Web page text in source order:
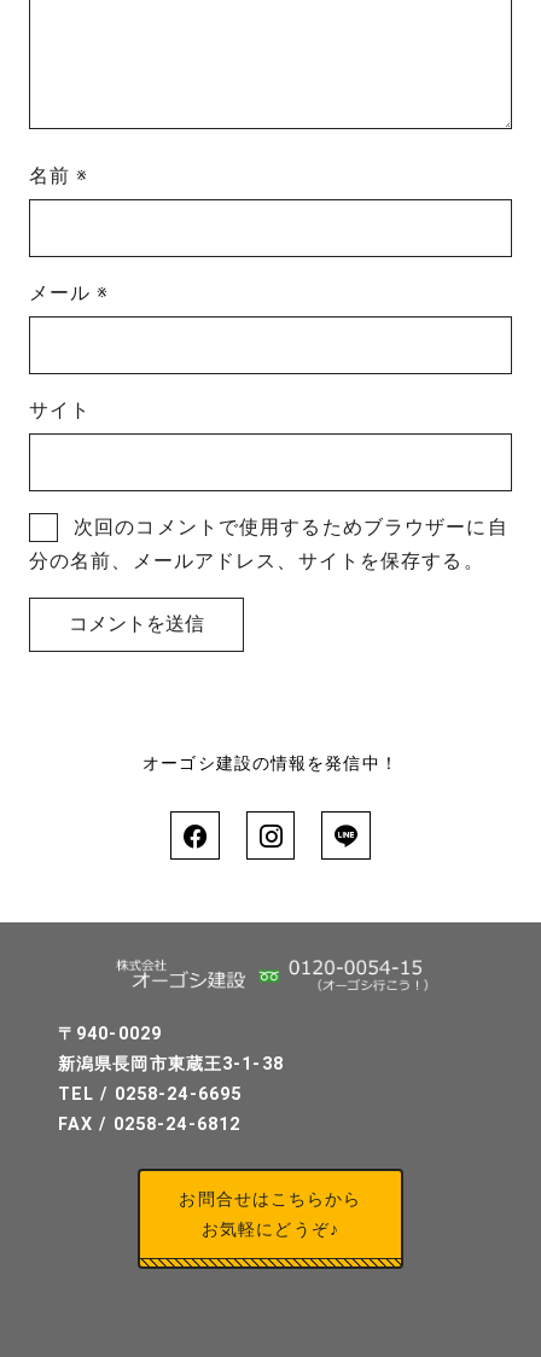
名前※
メール※
サイト
次回のコメントで使用するためブラウザーに自
分の名前、メールアドレス、サイトを保存する。
オーゴシ建設の情報を発信中！
〒940-0029
新潟県長岡市東蔵王3-1-38
TEL / 0258-24-6695
FAX / 0258-24-6812
お問合せはこちらから
お気軽にどうぞ♪